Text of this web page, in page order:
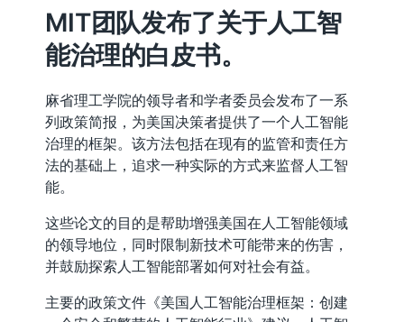
MIT团队发布了关于人工智
能治理的白皮书。
麻省理工学院的领导者和学者委员会发布了一系
列政策简报，为美国决策者提供了一个人工智能
治理的框架。该方法包括在现有的监管和责任方
法的基础上，追求一种实际的方式来监督人工智
能。
这些论文的目的是帮助增强美国在人工智能领域
的领导地位，同时限制新技术可能带来的伤害，
并鼓励探索人工智能部署如何对社会有益。
主要的政策文件《美国人工智能治理框架：创建